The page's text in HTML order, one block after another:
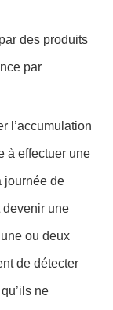
des produits
par
l’accumulation
à effectuer une
journée de
devenir une
ou deux
de détecter
ne